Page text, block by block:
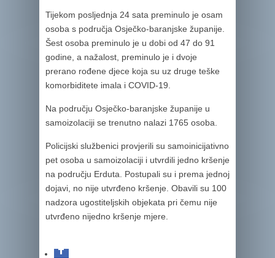
Tijekom posljednja 24 sata preminulo je osam
osoba s područja Osječko-baranjske županije.
Šest osoba preminulo je u dobi od 47 do 91
godine, a nažalost, preminulo je i dvoje
prerano rođene djece koja su uz druge teške
komorbiditete imala i COVID-19.
Na području Osječko-baranjske županije u
samoizolaciji se trenutno nalazi 1765 osoba.
Policijski službenici provjerili su samoinicijativno
pet osoba u samoizolaciji i utvrdili jedno kršenje
na području Erduta. Postupali su i prema jednoj
dojavi, no nije utvrđeno kršenje. Obavili su 100
nadzora ugostiteljskih objekata pri čemu nije
utvrđeno nijedno kršenje mjere.